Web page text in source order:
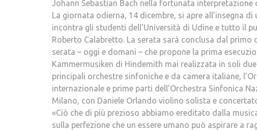
Johann Sebastian Bach nella fortunata
La giornata odierna, 14 dicembre, si apre all’insegna
incontra gli studenti dell’Università di Udine e tutto il
Roberto Calabretto. La serata sarà conclusa dal
serata – oggi e domani – che propone la prima
Kammermusiken di Hindemith mai realizzata in soli
principali orchestre sinfoniche e da camera italiane,
internazionale e prime parti dell’Orchestra Sinfonica
Milano, con Daniele Orlando violino solista e
«Ciò che di più prezioso abbiamo ereditato dalla
sulla perfezione che un essere umano può aspirare a